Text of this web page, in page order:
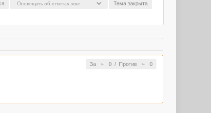
Тема закрыта
За 0/ Против 0